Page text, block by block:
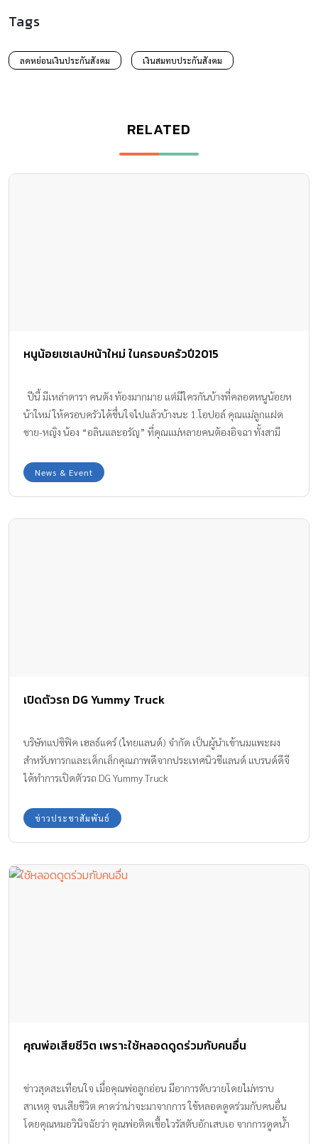
Tags
ลดหย่อนเงินประกันสังคม เงินสมทบประกันสังคม
RELATED
หนูน้อยเซเลปหน้าใหม่ ในครอบครัวปี2015
ปีนี้ มีเหล่าดารา คนดัง ท้องมากมาย แต่มีใครกันบ้างที่คลอดหนูน้อยห
น้าใหม่ ให้ครอบครัวได้ชื่นใจไปแล้วบ้างนะ 1.โอปอล์ คุณแม่ลูกแฝด
ชาย-หญิง น้อง “อลินและอรัญ” ที่คุณแม่หลายคนต้องอิจฉา ทั้งสามี
opalpanisara 2.นิหน่า คุณแม่ลูก 2 ที่เพิ่งคลอลูกสาวดน้อง “ริต้า” ไป
ไม่นานมานี้ ตอนนี้พี่แพทริก มีเพื่อนเล่นแล้ว CR : IG ninanaka 3.นุ้ย
พรรณดีและมีแววสวยเหมือนคุณแม่ด้วยค่ะ CR : IG nuisujiraa
News & Event
เปิดตัวรถ DG Yummy Truck
บริษัทแปซิฟิค เฮลธ์แคร์ (ไทยแลนด์) จำกัด เป็นผู้นำเข้านมแพะผง
สำหรับทารกและเด็กเล็กคุณภาพดีจากประเทศนิวซีแลนด์ แบรนด์ดีจี
ได้ทำการเปิดตัวรถ DG Yummy Truck
ข่าวประชาสัมพันธ์
คุณพ่อเสียชีวิต เพราะใช้หลอดดูดร่วมกับคนอื่น
ข่าวสุดสะเทือนใจ เมื่อคุณพ่อลูกอ่อน มีอาการตับวายโดยไม่ทราบ
สาเหตุ จนเสียชีวิต คาดว่าน่าจะมาจากการ ใช้หลอดดูดร่วมกับคนอื่น
โดยคุณหมอวินิจฉัยว่า คุณพ่อติดเชื้อไวรัสตับอักเสบเอ จากการดูดน้ำ